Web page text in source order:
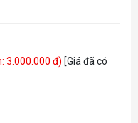
3.000.000 đ) [Giá đã có